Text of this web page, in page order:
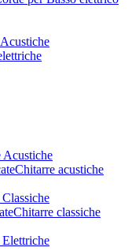
Acustiche
Chitarre acustiche
Chitarre classiche